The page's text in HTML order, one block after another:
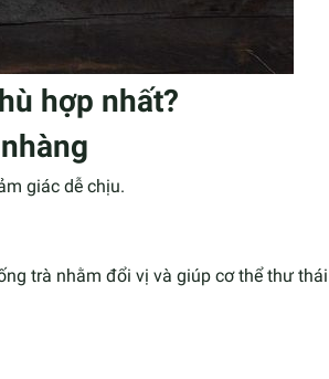
hợp nhất?
giác dễ chịu.
trà nhằm đổi vị và giúp cơ thể thư thái